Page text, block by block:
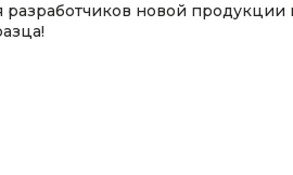
разработчиков новой продукции